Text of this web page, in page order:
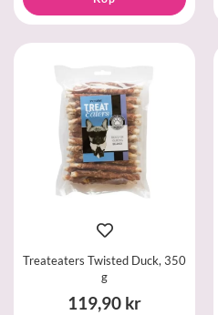
Treateaters Twisted Duck, 350
g
119,90 kr